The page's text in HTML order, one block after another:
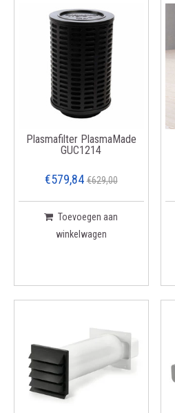
Plasmafilter PlasmaMade
GUC1214
€579,84 €629,00
Toevoegen aan
winkelwagen